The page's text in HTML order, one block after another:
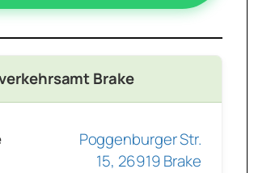
Brake
Poggenburger Str.
15, 26919 Brake